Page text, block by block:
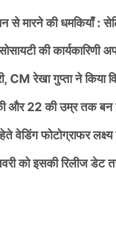
मारने की धमकियाँ :
की कार्यकारिणी
CM रेखा गुप्ता ने
और 22 की उम्र तक बन
वेडिंग फोटोग्राफर
को इसकी रिलीज डेट